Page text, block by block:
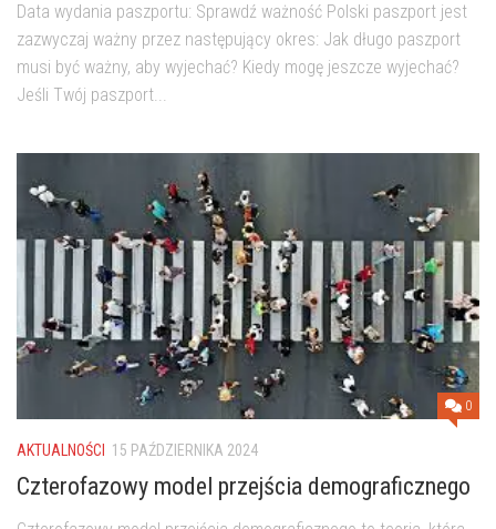
Data wydania paszportu: Sprawdź ważność Polski paszport jest
zazwyczaj ważny przez następujący okres: Jak długo paszport
musi być ważny, aby wyjechać? Kiedy mogę jeszcze wyjechać?
Jeśli Twój paszport...
0
AKTUALNOŚCI 15 PAŹDZIERNIKA 2024
Czterofazowy model przejścia demograficznego